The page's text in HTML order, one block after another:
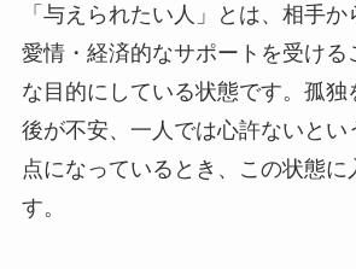
「与えられたい人」とは、相手か
愛情・経済的なサポートを受ける
な目的にしている状態です。孤独
後が不安、一人では心許ないとい
点になっているとき、この状態に
す。